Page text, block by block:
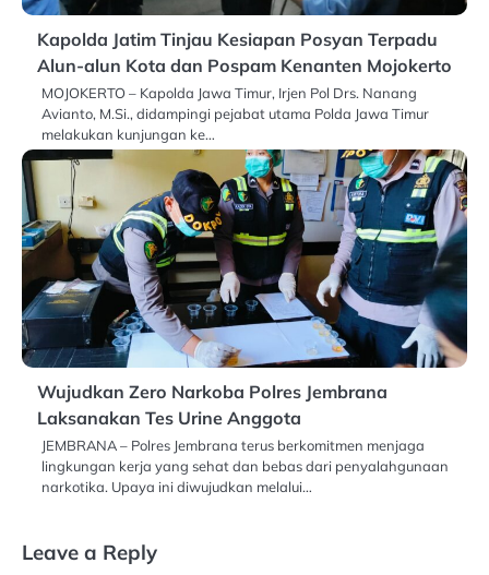
Kapolda Jatim Tinjau Kesiapan Posyan Terpadu
Alun-alun Kota dan Pospam Kenanten Mojokerto
MOJOKERTO – Kapolda Jawa Timur, Irjen Pol Drs. Nanang
Avianto, M.Si., didampingi pejabat utama Polda Jawa Timur
melakukan kunjungan ke…
Wujudkan Zero Narkoba Polres Jembrana
Laksanakan Tes Urine Anggota
JEMBRANA – Polres Jembrana terus berkomitmen menjaga
lingkungan kerja yang sehat dan bebas dari penyalahgunaan
narkotika. Upaya ini diwujudkan melalui…
Leave a Reply